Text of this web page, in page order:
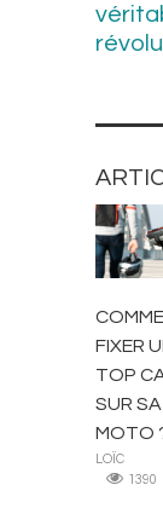
FIXER
TOP
SUR SA
MOTO
LOÏC
1390